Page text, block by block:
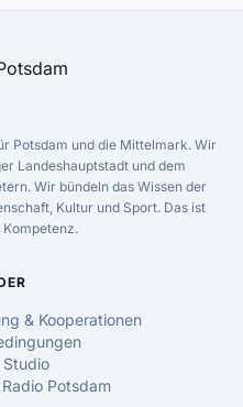
Potsdam und die Mittelmark. Wir
Landeshauptstadt und dem
Wir bündeln das Wissen der
Kultur und Sport. Das ist
& Kooperationen
Studio
Potsdam